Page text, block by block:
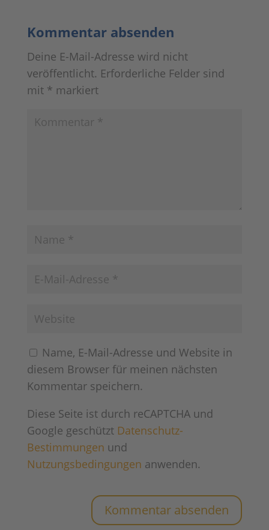
Kommentar absenden
Deine E-Mail-Adresse wird nicht
veröffentlicht. Erforderliche Felder sind
mit * markiert
Name, E-Mail-Adresse und Website in
diesem Browser für meinen nächsten
Kommentar speichern.
Diese Seite ist durch reCAPTCHA und
Google geschützt Datenschutz-
Bestimmungen und
Nutzungsbedingungen anwenden.